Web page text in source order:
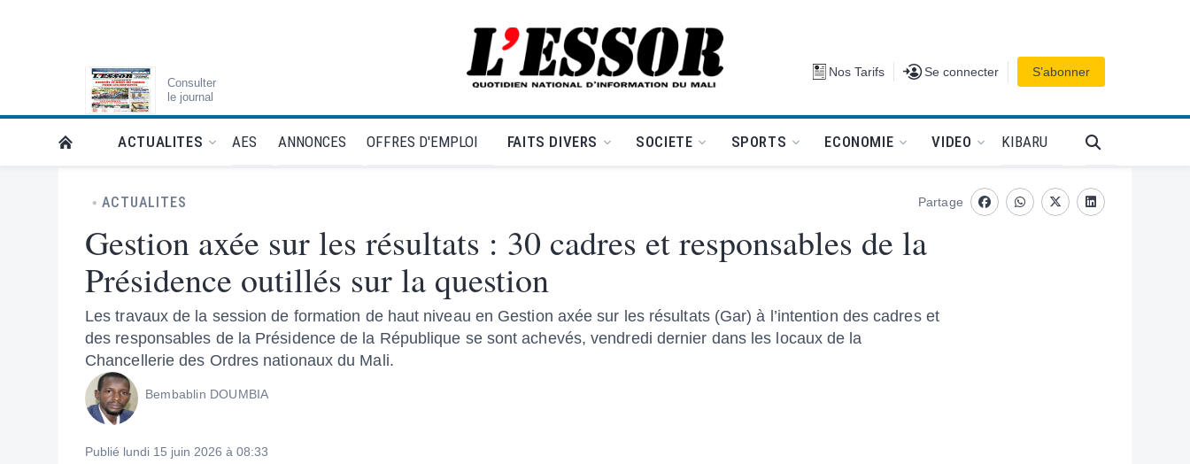
Consulter
le journal
L'Essor - retour à la une Nos Tarifs Se connecter
Se connecter S’abonner
RETOUR À LA PAGE D’ACCUEIL DE L'ESSOR
ACTUALITES AES ANNONCES OFFRES D'EMPLOI FAITS DIVERS SOCIETE SPORTS ECONOMIE VIDEO KIBARU
ACTUALITES
Gestion axée sur les résultats : 30 cadres et responsables de la
Présidence outillés sur la question
Les travaux de la session de formation de haut niveau en Gestion axée sur les résultats (Gar) à l’intention des cadres et
des responsables de la Présidence de la République se sont achevés, vendredi dernier dans les locaux de la
Chancellerie des Ordres nationaux du Mali.
Bembablin DOUMBIA
Publié lundi 15 juin 2026 à 08:33
Partage
FacebookwhatsappTwitterLinkedin